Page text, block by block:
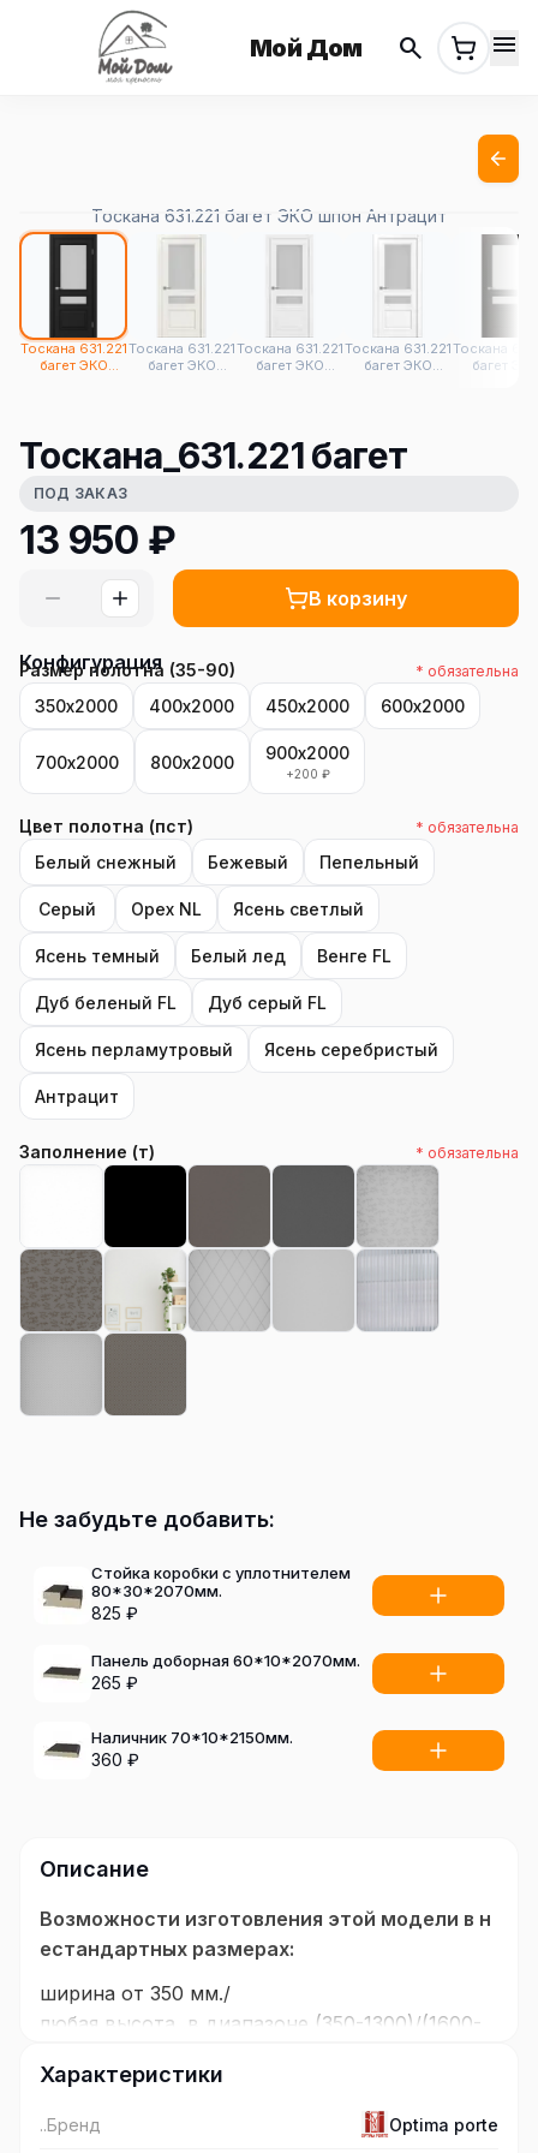
Мой Дом search menu
Тоскана 631.221 багет ЭКО шпон Антрацит
Тоскана 631.221
багет ЭКО
Тоскана 631.221
багет ЭКО
Тоскана 631.221
багет ЭКО
Тоскана 631.221
багет ЭКО
Тоскана
багет
Тоскана_631.221 багет
ПОД ЗАКАЗ
13 950 ₽
В корзину
Конфигурация
Размер полотна (35-90) * обязательна
350х2000 400х2000 450х2000 600х2000
700х2000 800х2000 900х2000
+200 ₽
Цвет полотна (пст) * обязательна
Белый снежный Бежевый Пепельный
Серый Орех NL Ясень светлый
Ясень темный Белый лед Венге FL
Дуб беленый FL Дуб серый FL
Ясень перламутровый Ясень серебристый
Антрацит
Заполнение (т) * обязательна
Не забудьте добавить:
Стойка коробки с уплотнителем
80*30*2070мм.
825 ₽
Панель доборная 60*10*2070мм.
265 ₽
Наличник 70*10*2150мм.
360 ₽
Описание
Возможности изготовления этой модели в н
естандартных размерах:
ширина от 350 мм./
любая высота, в диапазоне (350-1300)/(1600-
Эко Шпон, полимерный материал с защитным
Характеристики
..Бренд Optima porte